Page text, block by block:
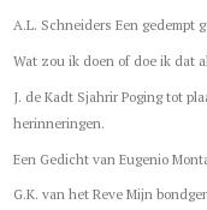
A.L. Schneiders Een gedempt
Wat zou ik doen of doe ik dat
J. de Kadt Sjahrir Poging tot
herinneringen.
Een Gedicht van Eugenio
G.K. van het Reve Mijn